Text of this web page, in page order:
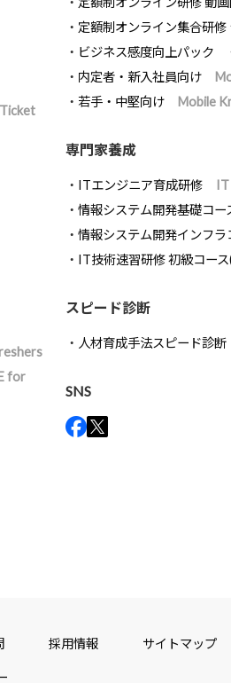
for
定額制オンライン集合研修
ビジネス感度向上パック
内定者・新入社員向け
若手・中堅向け
Mobile
専門家養成
ITエンジニア育成研修
情報システム開発基礎コー
情報システム開発インフラ
IT技術速習研修 初級コー
スピード診断
人材育成手法スピード診断
SNS
採用情報 サイトマップ